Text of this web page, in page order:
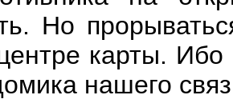
Но
карты.
нашего